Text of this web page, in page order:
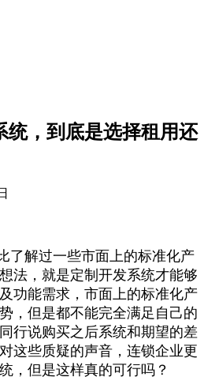
统，到底是选择租用还
了解过一些市面上的标准化产
法，就是定制开发系统才能够
功能需求，市面上的标准化产
，但是都不能完全满足自己的
行说购买之后系统和期望的差
这些质疑的声音，连锁企业更
，但是这样真的可行吗？